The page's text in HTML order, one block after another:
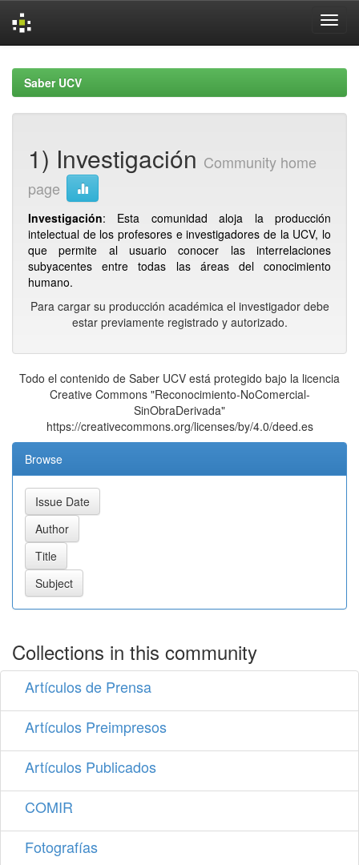
navigationSaber UCV
1) Investigación Community home
page
Investigación: Esta comunidad aloja la producción
intelectual de los profesores e investigadores de la UCV, lo
que permite al usuario conocer las interrelaciones
subyacentes entre todas las áreas del conocimiento
humano.
Para cargar su producción académica el investigador debe
estar previamente registrado y autorizado.
Todo el contenido de Saber UCV está protegido bajo la licencia
Creative Commons "Reconocimiento-NoComercial-
SinObraDerivada"
https://creativecommons.org/licenses/by/4.0/deed.es
Browse
Collections in this community
Artículos de Prensa
Artículos Preimpresos
Artículos Publicados
COMIR
Fotografías